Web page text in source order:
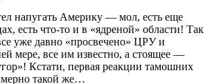
напугать Америку — мол, есть еще
есть что-то и в «ядреной» области! Так
уже давно «просвечено» ЦРУ и
мере, все им известно, а стоящее —
Кстати, первая реакции тамошних
такой же…